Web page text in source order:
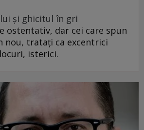
și ghicitul în gri
ostentativ, dar cei care spun
nou, tratați ca excentrici
isterici.